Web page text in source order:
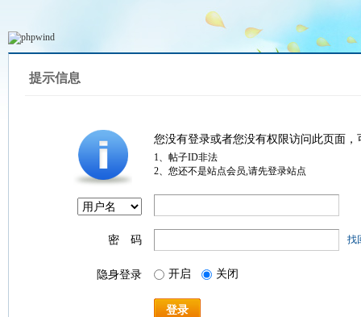
提示信息
您没有登录或者您没有权限访问此页面
1、帖子ID非法
2、您还不是站点会员,请先登录站点
密 码 找
隐身登录 开启 关闭
登录